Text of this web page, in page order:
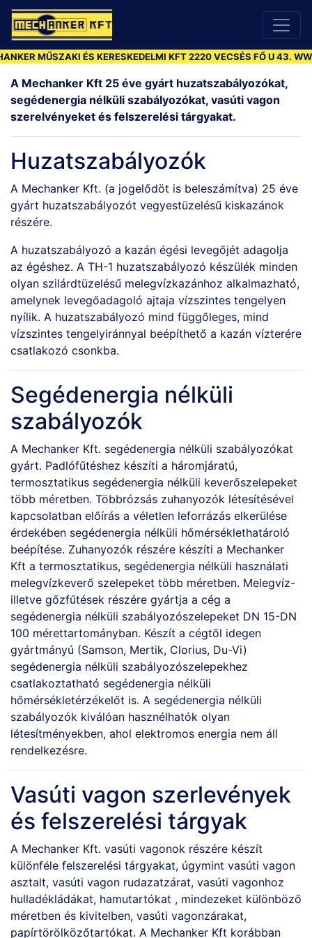
MŰSZAKI ÉS KERESKEDELMI KFT 2220 VECSÉS FŐ U 43.
A Mechanker Kft 25 éve gyárt huzatszabályozókat,
segédenergia nélküli szabályozókat, vasúti vagon
szerelvényeket és felszerelési tárgyakat.
Huzatszabályozók
A Mechanker Kft. (a jogelődöt is beleszámítva) 25 éve
gyárt huzatszabályozót vegyestüzelésű kiskazánok
részére.
A huzatszabályozó a kazán égési levegőjét adagolja
az égéshez. A TH-1 huzatszabályozó készülék minden
olyan szilárdtüzelésű melegvízkazánhoz alkalmazható,
amelynek levegőadagoló ajtaja vízszintes tengelyen
nyílik. A huzatszabályozó mind függőleges, mind
vízszintes tengelyiránnyal beépíthető a kazán vízterére
csatlakozó csonkba.
Segédenergia nélküli
szabályozók
A Mechanker Kft. segédenergia nélküli szabályozókat
gyárt. Padlófűtéshez készíti a háromjáratú,
termosztatikus segédenergia nélküli keverőszelepeket
több méretben. Többrózsás zuhanyozók létesítésével
kapcsolatban előírás a véletlen leforrázás elkerülése
érdekében segédenergia nélküli hőmérséklethatároló
beépítése. Zuhanyozók részére készíti a Mechanker
Kft a termosztatikus, segédenergia nélküli használati
melegvízkeverő szelepeket több méretben. Melegvíz-
illetve gőzfűtések részére gyártja a cég a
segédenergia nélküli szabályozószelepeket DN 15-DN
100 mérettartományban. Készít a cégtől idegen
gyártmányú (Samson, Mertik, Clorius, Du-Vi)
segédenergia nélküli szabályozószelepekhez
csatlakoztatható segédenergia nélküli
hőmérsékletérzékelőt is. A segédenergia nélküli
szabályozók kiválóan hasznélhatók olyan
létesítményekben, ahol elektromos energia nem áll
rendelkezésre.
Vasúti vagon szerlevények
és felszerelési tárgyak
A Mechanker Kft. vasúti vagonok részére készít
különféle felszerelési tárgyakat, úgymint vasúti vagon
asztalt, vasúti vagon rudazatzárat, vasúti vagonhoz
hulladékládákat, hamutartókat , mindezeket különböző
méretben és kivitelben, vasúti vagonzárakat,
papírtörölközőtartókat. A Mechanker Kft korábban